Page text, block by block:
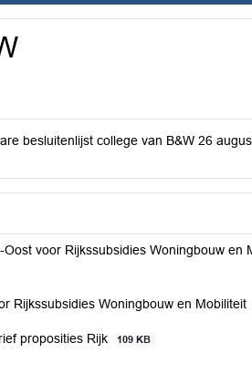
besluitenlijst college van B&W 26
voor Rijkssubsidies Woningbouw en
Rijkssubsidies Woningbouw en Mobiliteit
proposities Rijk 109 KB